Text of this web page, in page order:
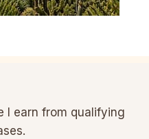
I earn from qualifying